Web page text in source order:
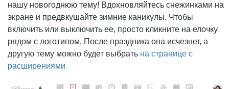
нашу новогоднюю тему! Вдохновляйтесь снежинками на
экране и предвкушайте зимние каникулы. Чтобы
включить или выключить ее, просто кликните на елочку
рядом с логотипом. После праздника она исчезнет, а
другую тему можно будет выбрать на странице с
расширениями